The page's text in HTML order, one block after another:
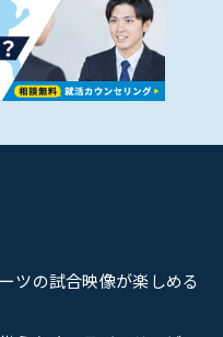
ツの試合映像が楽しめる